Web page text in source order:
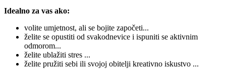
Idealno za vas ako:
volite umjetnost, ali se bojite započeti...
želite se opustiti od svakodnevice i ispuniti se aktivnim
odmorom...
želite ublažiti stres ...
želite pružiti sebi ili svojoj obitelji kreativno iskustvo ...